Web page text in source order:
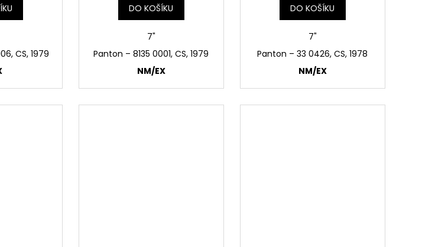
CS, 1979
DO KOŠÍKU
7"
Panton – 8135 0001, CS, 1979
NM/EX
DO KOŠÍKU
7"
Panton ‎– 33 0426, CS, 1978
NM/EX